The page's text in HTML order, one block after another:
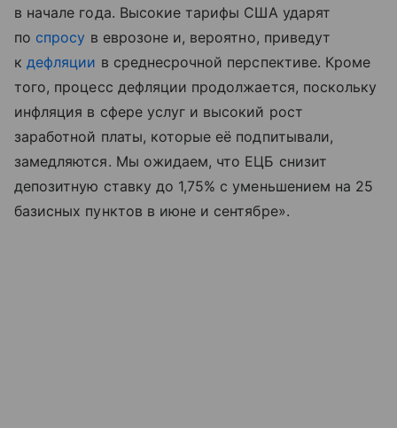
в начале года. Высокие тарифы США ударят
по спросу в еврозоне и, вероятно, приведут
кдефляции в среднесрочной перспективе. Кроме
того, процесс дефляции продолжается, поскольку
инфляция в сфере услуг и высокий рост
заработной платы, которые её подпитывали,
замедляются. Мы ожидаем, что ЕЦБ снизит
депозитную ставку до 1,75% с уменьшением на 25
базисных пунктов в июне и сентябре».